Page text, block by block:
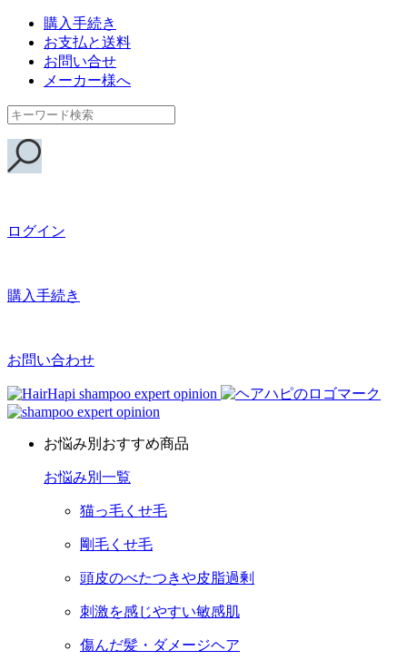
購入手続き
お支払と送料
お問い合せ
メーカー様へ
ログイン
購入手続き
お問い合わせ
お悩み別おすすめ商品
お悩み別一覧
猫っ毛くせ毛
剛毛くせ毛
頭皮のべたつきや皮脂過剰
刺激を感じやすい敏感肌
傷んだ髪・ダメージヘア